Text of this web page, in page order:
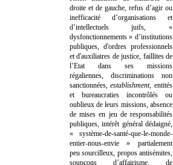
droite et de gauche, refus d’agir ou
inefficacité d’organisations et
d’intellectuels juifs, «
dysfonctionnements » d’institutions
publiques, d'ordres professionnels
et d'auxiliaires de justice, faillites de
l’Etat dans ses missions
régaliennes, discriminations non
sanctionnées,establishment, entités
et bureaucraties incontrôlés ou
oublieux de leurs missions, absence
de mises en jeu de responsabilités
publiques, intérêt général dédaigné,
« système-de-santé-que-le-monde-
entier-nous-envie » partialement
peu sourcilleux, propos antisémites,
soupçons d’affairisme, de